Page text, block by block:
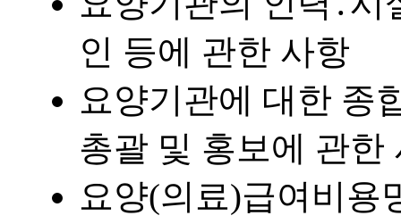
인 등에 관한 사항
요양기관에 대한 종
총괄 및 홍보에 관한
요양(의료)급여비용